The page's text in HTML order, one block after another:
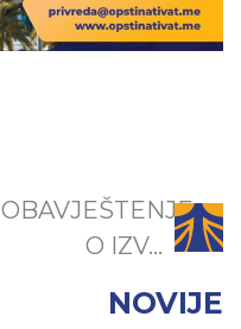
OBAVJEŠTENJE
O IZV...
NOVIJE